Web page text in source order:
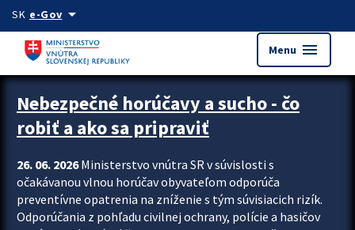
Preskocit na hlavný obsah
SK e-Govarrow_drop_down
Menu menu
Zastavit automatický posun upútavok
Nebezpečné horúčavy a sucho - čo
robiť a ako sa pripraviť
26. 06. 2026Ministerstvo vnútra SR v súvislosti s
očakávanou vlnou horúčav obyvateľom odporúča
preventívne opatrenia na zníženie s tým súvisiacich rizík.
Odporúčania z pohľadu civilnej ochrany, polície a hasičov